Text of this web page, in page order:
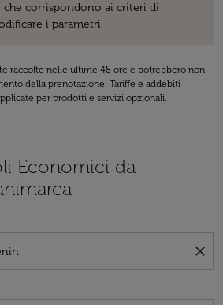
corrispondono ai criteri di
i parametri.
raccolte nelle ultime 48 ore e potrebbero non
della prenotazione. Tariffe e addebiti
per prodotti e servizi opzionali.
Economici da
close